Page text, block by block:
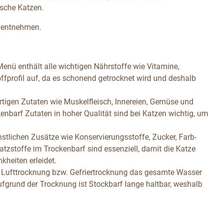
Katzen.
enthält alle wichtigen Nährstoffe wie Vitamine,
auf, da es schonend getrocknet wird und deshalb
Zutaten wie Muskelfleisch, Innereien, Gemüse und
Zutaten in hoher Qualität sind bei Katzen wichtig, um
Zusätze wie Konservierungsstoffe, Zucker, Farb-
im Trockenbarf sind essenziell, damit die Katze
erleidet.
bzw. Gefriertrocknung das gesamte Wasser
der Trocknung ist Stockbarf lange haltbar, weshalb